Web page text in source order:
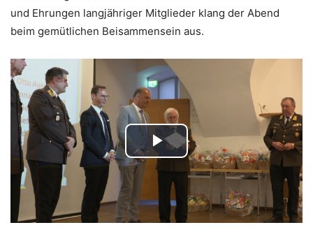
und Ehrungen langjähriger Mitglieder klang der Abend
beim gemütlichen Beisammensein aus.